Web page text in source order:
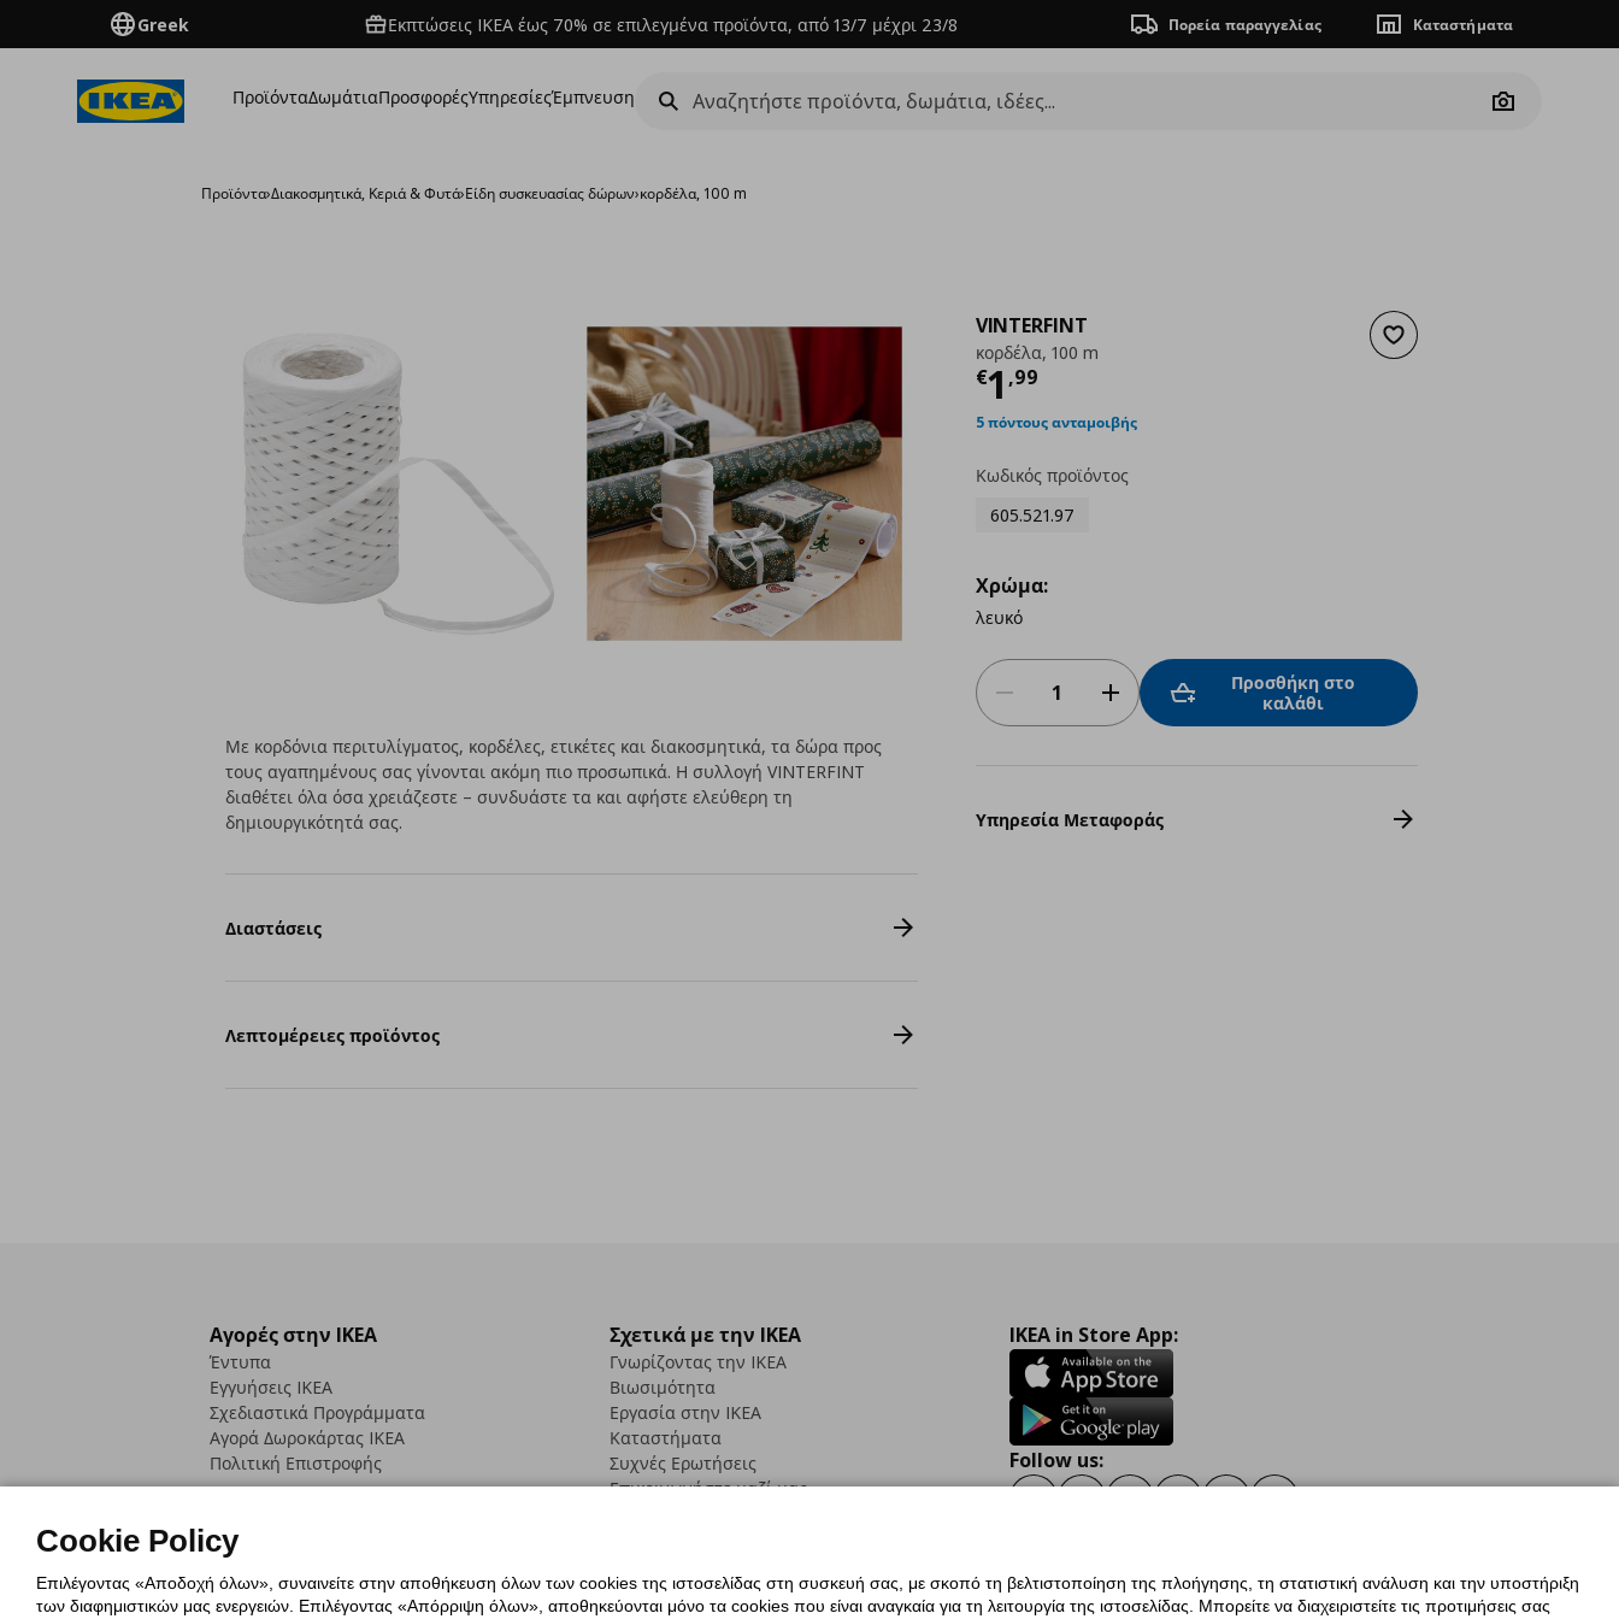
Greek Εκπτώσεις IKEA έως 70% σε επιλεγμένα προϊόντα, από 13/7 μέχρι 23/8 Πορεία παραγγελίας Καταστήματα
ΠροϊόνταΔωμάτιαΠροσφορέςΥπηρεσίεςΈμπνευση
Camera
Προϊόντα›Διακοσμητικά, Κεριά & Φυτά›Είδη συσκευασίας δώρων›κορδέλα, 100 m
Προσθήκη στα αγαπημένα
VINTERFINT
κορδέλα, 100 m
€1 ,99
Τρέχουσα τιμή
5 πόντους ανταμοιβής
Κωδικός προϊόντος
605.521.97
Χρώμα:
λευκό
Προσθήκη στο
καλάθι
Υπηρεσία Μεταφοράς
Με κορδόνια περιτυλίγματος, κορδέλες, ετικέτες και διακοσμητικά, τα δώρα προς
τους αγαπημένους σας γίνονται ακόμη πιο προσωπικά. Η συλλογή VINTERFINT
διαθέτει όλα όσα χρειάζεστε – συνδυάστε τα και αφήστε ελεύθερη τη
δημιουργικότητά σας.
Διαστάσεις
Λεπτομέρειες προϊόντος
Αγορές στην IKEA
Έντυπα
Εγγυήσεις IKEA
Σχεδιαστικά Προγράμματα
Αγορά Δωρoκάρτας IKEA
Πολιτική Επιστροφής
Σχετικά με την IKEA
Γνωρίζοντας την IKEA
Βιωσιμότητα
Εργασία στην IKEA
Καταστήματα
Συχνές Ερωτήσεις
Επικοινωνήστε μαζί μας
IKEA in Store App:
Follow us:
Cookie Policy
Επιλέγοντας «Αποδοχή όλων», συναινείτε στην αποθήκευση όλων των cookies της ιστοσελίδας στη συσκευή σας, με σκοπό τη βελτιστοποίηση της πλοήγησης, τη στατιστική ανάλυση και την υποστήριξη
των διαφημιστικών μας ενεργειών. Επιλέγοντας «Απόρριψη όλων», αποθηκεύονται μόνο τα cookies που είναι αναγκαία για τη λειτουργία της ιστοσελίδας. Μπορείτε να διαχειριστείτε τις προτιμήσεις σας